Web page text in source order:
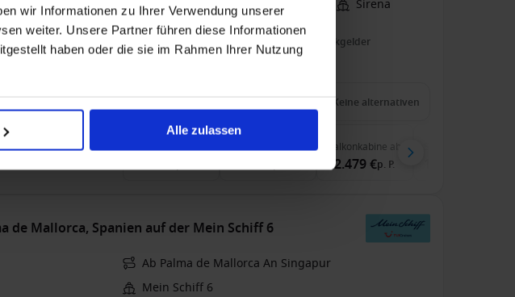
wir Informationen zu Ihrer Verwendung unserer
weiter. Unsere Partner führen diese Informationen
haben oder die sie im Rahmen Ihrer Nutzung
Alle zulassen
Ab Kapstadt, Südafrika An Lissabon Sirena
Nur Erwachsene Wi-Fi Vollpension Trinkgelder
7 Feb. 2027 24Nächte Keine alternativen
Innenkabineab
8.459 €
Außenkabineab
8.939 €
Balkonkabine ab
12.479 €p. P.
de Mallorca, Spanien auf der Mein Schiff 6
Ab Palma de Mallorca An Singapur
Mein Schiff 6